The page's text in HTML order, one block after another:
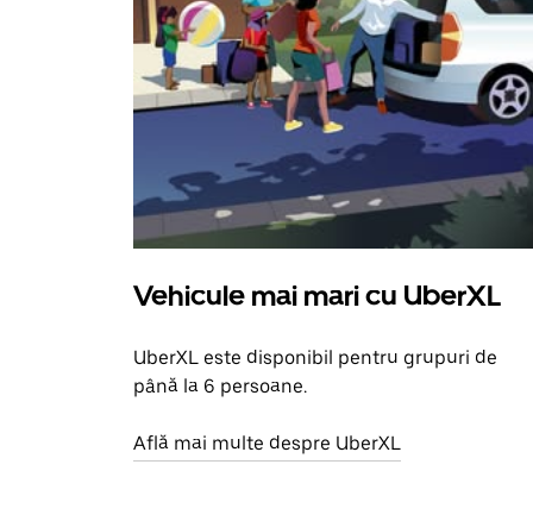
Vehicule mai mari cu UberXL
UberXL este disponibil pentru grupuri de
până la 6 persoane.
Află mai multe despre UberXL